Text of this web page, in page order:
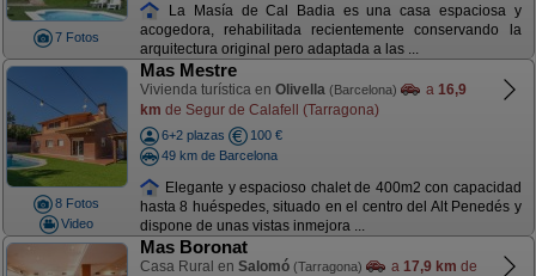
7 Fotos
La Masía de Cal Badia es una casa espaciosa y
acogedora, rehabilitada recientemente conservando la
arquitectura original pero adaptada a las ...
8 Fotos
Video
Mas Mestre
Vivienda turística en Olivella (Barcelona) a 16,9
km de Segur de Calafell (Tarragona)
6+2 plazas
100 €
49 km de Barcelona
Elegante y espacioso chalet de 400m2 con capacidad
hasta 8 huéspedes, situado en el centro del Alt Penedés y
dispone de unas vistas inmejora ...
Mas Boronat
Casa Rural en Salomó (Tarragona) a 17,9 km de